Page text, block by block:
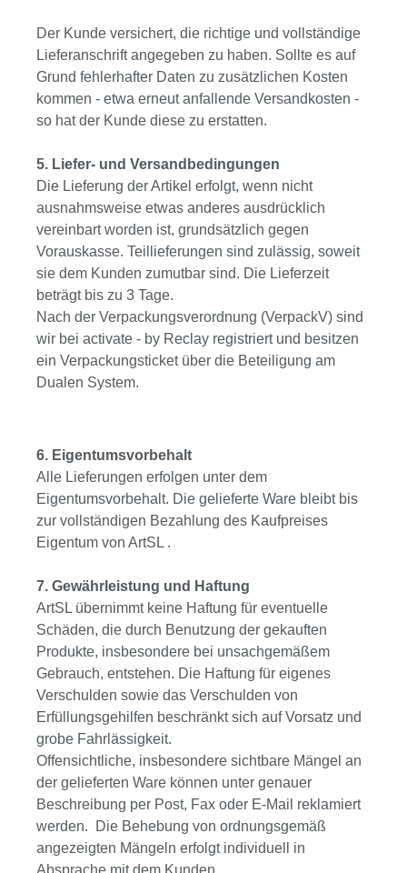
Der Kunde versichert, die richtige und vollständige
Lieferanschrift angegeben zu haben. Sollte es auf
Grund fehlerhafter Daten zu zusätzlichen Kosten
kommen - etwa erneut anfallende Versandkosten -
so hat der Kunde diese zu erstatten.
5. Liefer- und Versandbedingungen
Die Lieferung der Artikel erfolgt, wenn nicht
ausnahmsweise etwas anderes ausdrücklich
vereinbart worden ist, grundsätzlich gegen
Vorauskasse. Teillieferungen sind zulässig, soweit
sie dem Kunden zumutbar sind. Die Lieferzeit
beträgt bis zu 3 Tage.
Nach der Verpackungsverordnung (VerpackV) sind
wir bei activate - by Reclay registriert und besitzen
ein Verpackungsticket über die Beteiligung am
Dualen System.
6. Eigentumsvorbehalt
Alle Lieferungen erfolgen unter dem
Eigentumsvorbehalt. Die gelieferte Ware bleibt bis
zur vollständigen Bezahlung des Kaufpreises
Eigentum von ArtSL .
7. Gewährleistung und Haftung
ArtSL übernimmt keine Haftung für eventuelle
Schäden, die durch Benutzung der gekauften
Produkte, insbesondere bei unsachgemäßem
Gebrauch, entstehen. Die Haftung für eigenes
Verschulden sowie das Verschulden von
Erfüllungsgehilfen beschränkt sich auf Vorsatz und
grobe Fahrlässigkeit.
Offensichtliche, insbesondere sichtbare Mängel an
der gelieferten Ware können unter genauer
Beschreibung per Post, Fax oder E-Mail reklamiert
werden. Die Behebung von ordnungsgemäß
angezeigten Mängeln erfolgt individuell in
Absprache mit dem Kunden.